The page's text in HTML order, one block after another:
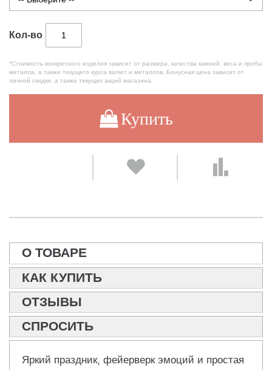
Кол-во
*Стоимость конкретного изделия зависит от размера, качества камней, веса и пробы
металла, а также текущего курса валют и металлов. Бонусная цена зависит от
личной скидки, а также текущих акций магазина.
Купить
О ТОВАРЕ
КАК КУПИТЬ
ОТЗЫВЫ
СПРОСИТЬ
Яркий праздник, фейерверк эмоций и простая